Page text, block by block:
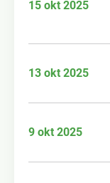
15 okt 2025
13 okt 2025
9 okt 2025